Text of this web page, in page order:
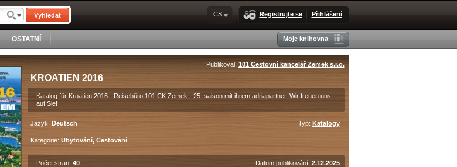
Vyhledat Registrujte se Přihlášení
CS
OSTATNÍ Moje knihovna
Publikoval: 101 Cestovní kancelář Zemek s.r.o.
KROATIEN 2016
Katalog für Kroatien 2016 - Reisebüro 101 CK Zemek - 25. saison mit ihrem adriapartner. Wir freuen uns
auf Sie!
Jazyk: Deutsch Typ: Katalogy
Kategorie: Ubytování, Cestování
Počet stran: 40 Datum publikování: 2.12.2025